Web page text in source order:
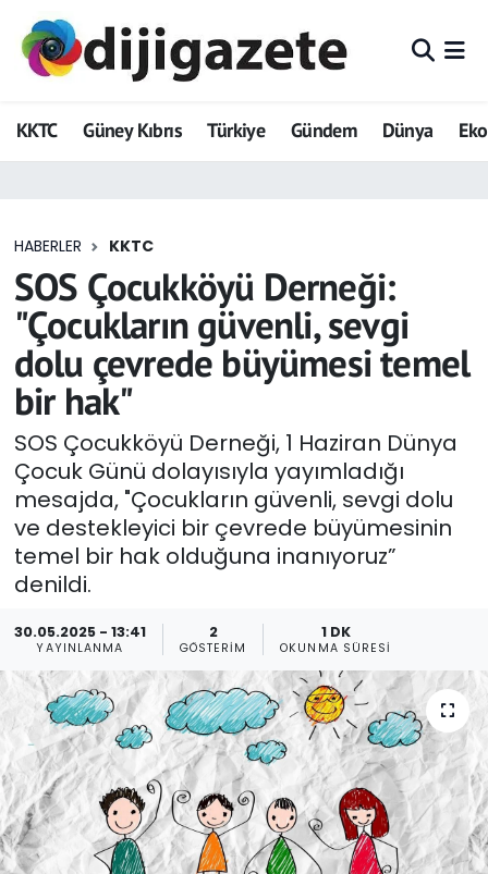
KKTC Güney Kıbrıs Türkiye Gündem Dünya
HABERLER KKTC
SOS Çocukköyü Derneği:
"Çocukların güvenli, sevgi
dolu çevrede büyümesi temel
bir hak"
SOS Çocukköyü Derneği, 1 Haziran Dünya
Çocuk Günü dolayısıyla yayımladığı
mesajda, "Çocukların güvenli, sevgi dolu
ve destekleyici bir çevrede büyümesinin
temel bir hak olduğuna inanıyoruz”
denildi.
30.05.2025 - 13:41
YAYINLANMA
2
GÖSTERIM
1 DK
OKUNMA SÜRESI
ADVERTORIAL
Dijigazete
Eğitim
Ekonomi
Foto Galeri
GEZİ
Güncel
Gündem
KKTC
KKTC YEREL SEÇİM 2018
Kültür Sanat
Magazin
Moda
Nöbetçi Eczaneler
Hava Durumu
Trafik Durumu
Tüm Manşetler
Son Dakika Haberleri
Haber Arşivi